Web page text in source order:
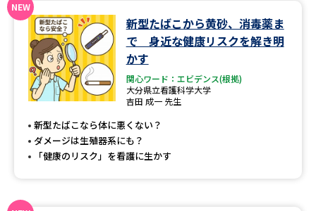
高等学校（情報）教員資格認定
大学研究 大学検索
大学で学べる内容や特徴を調べる
新型たばこから黄砂、消毒薬ま
で 身近な健康リスクを解き明
かす
関心ワード：エビデンス(根拠)
大分県立看護科学大学
吉田 成一 先生
新型たばこなら体に悪くない？
ダメージは生殖器系にも？
「健康のリスク」を看護に生かす